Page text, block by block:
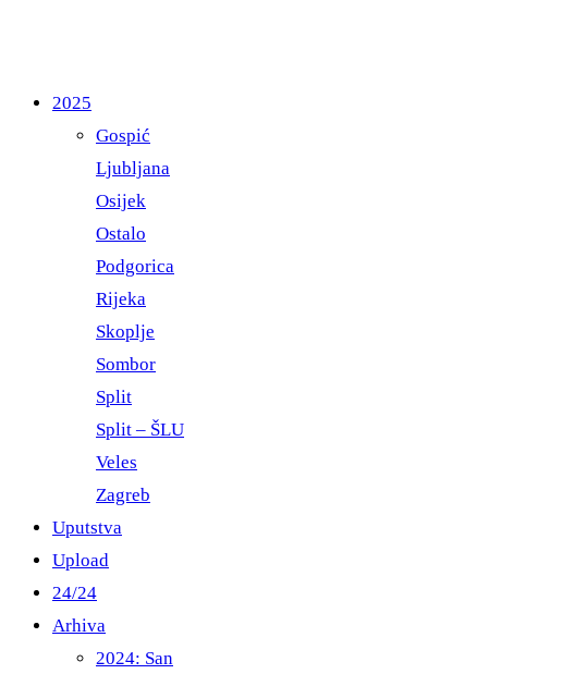
2025
Gospić
Ljubljana
Osijek
Ostalo
Podgorica
Rijeka
Skoplje
Sombor
Split
Split – ŠLU
Veles
Zagreb
Uputstva
Upload
24/24
Arhiva
2024: San